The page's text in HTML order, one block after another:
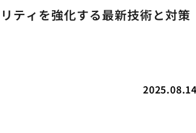
ティを強化する最新技術と対策
2025.08.14